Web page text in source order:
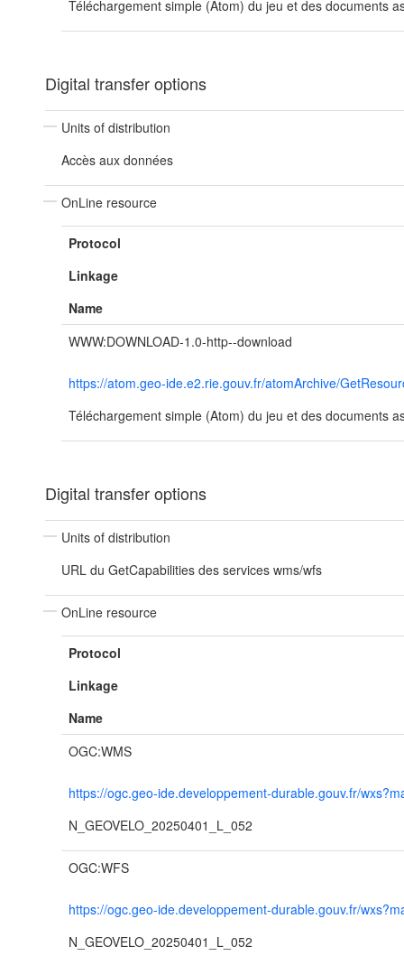
Téléchargement simple (Atom) du jeu et des documents
Digital transfer options
Units of distribution
Accès aux données
OnLine resource
Protocol
Linkage
Name
WWW:DOWNLOAD-1.0-http--download
https://atom.geo-ide.e2.rie.gouv.fr/atomArchive/
Téléchargement simple (Atom) du jeu et des documents
Digital transfer options
Units of distribution
URL du GetCapabilities des services wms/wfs
OnLine resource
Protocol
Linkage
Name
OGC:WMS
https://ogc.geo-ide.developpement-durable.gouv.fr/
N_GEOVELO_20250401_L_052
OGC:WFS
https://ogc.geo-ide.developpement-durable.gouv.fr/
N_GEOVELO_20250401_L_052